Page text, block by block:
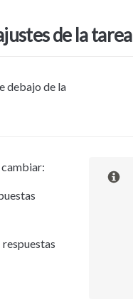
de la tarea
debajo de la
respuestas